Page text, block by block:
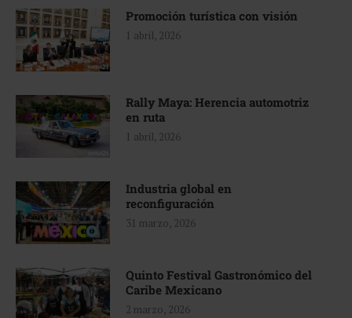
Promoción turística con visión
1 abril, 2026
Rally Maya: Herencia automotriz
en ruta
1 abril, 2026
Industria global en
reconfiguración
31 marzo, 2026
Quinto Festival Gastronómico del
Caribe Mexicano
2 marzo, 2026